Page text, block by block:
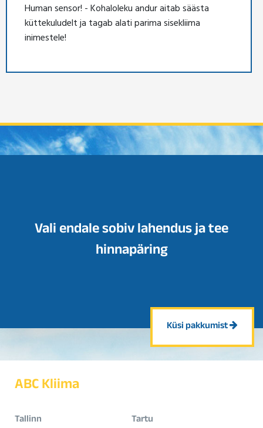
Human sensor! - Kohaloleku andur aitab säästa
küttekuludelt ja tagab alati parima sisekliima
inimestele!
Vali endale sobiv lahendus ja tee
hinnapäring
Küsi pakkumist
ABC Kliima
Tallinn Tartu